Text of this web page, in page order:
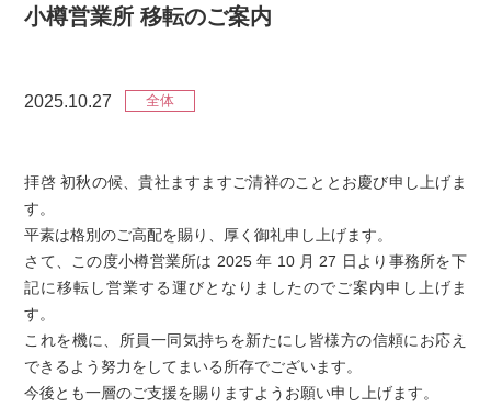
小樽営業所 移転のご案内
2025.10.27 全体
拝啓 初秋の候、貴社ますますご清祥のこととお慶び申し上げま
す。
平素は格別のご⾼配を賜り、厚く御礼申し上げます。
さて、この度⼩樽営業所は 2025 年 10 ⽉ 27 ⽇より事務所を下
記に移転し営業する運びとなりましたのでご案内申し上げま
す。
これを機に、所員⼀同気持ちを新たにし皆様⽅の信頼にお応え
できるよう努⼒をしてまいる所存でございます。
今後とも⼀層のご⽀援を賜りますようお願い申し上げます。